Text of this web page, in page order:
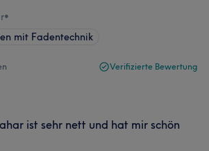
•
mit Fadentechnik
Verifizierte Bewertung
ist sehr nett und hat mir schön